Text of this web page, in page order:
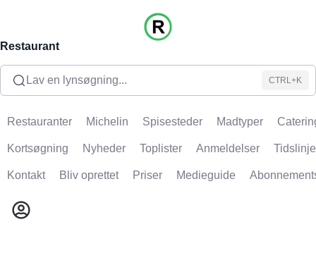
Restaurant
Lav en lynsøgning... CTRL+K
Restauranter Michelin Spisesteder Madtyper
Kortsøgning Nyheder Toplister Anmeldelser Tidslinje
Kontakt Bliv oprettet Priser Medieguide